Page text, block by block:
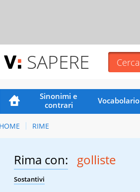
SAPERE
Sinonimi e
contrari
Vocabolario
HOME RIME
Rima con: golliste
Sostantivi